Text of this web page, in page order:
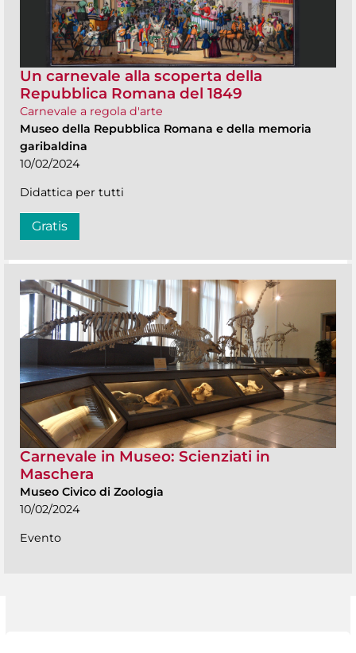
Un carnevale alla scoperta della
Repubblica Romana del 1849
Carnevale a regola d'arte
Museo della Repubblica Romana e della memoria
garibaldina
10/02/2024
Didattica per tutti
Gratis
Carnevale in Museo: Scienziati in
Maschera
Museo Civico di Zoologia
10/02/2024
Evento